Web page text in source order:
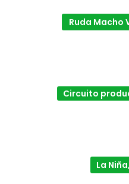
Ruda Macho
Circuito
La